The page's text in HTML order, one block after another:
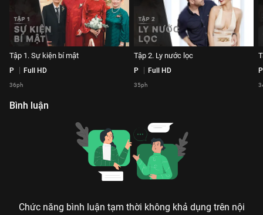
Tập 1. Sự kiện bí mật
P Full HD
36ph
Tập 2. Ly nước lọc
P Full HD
35ph
P
Bình luận
Chức năng bình luận tạm thời không khả dụng trên nội